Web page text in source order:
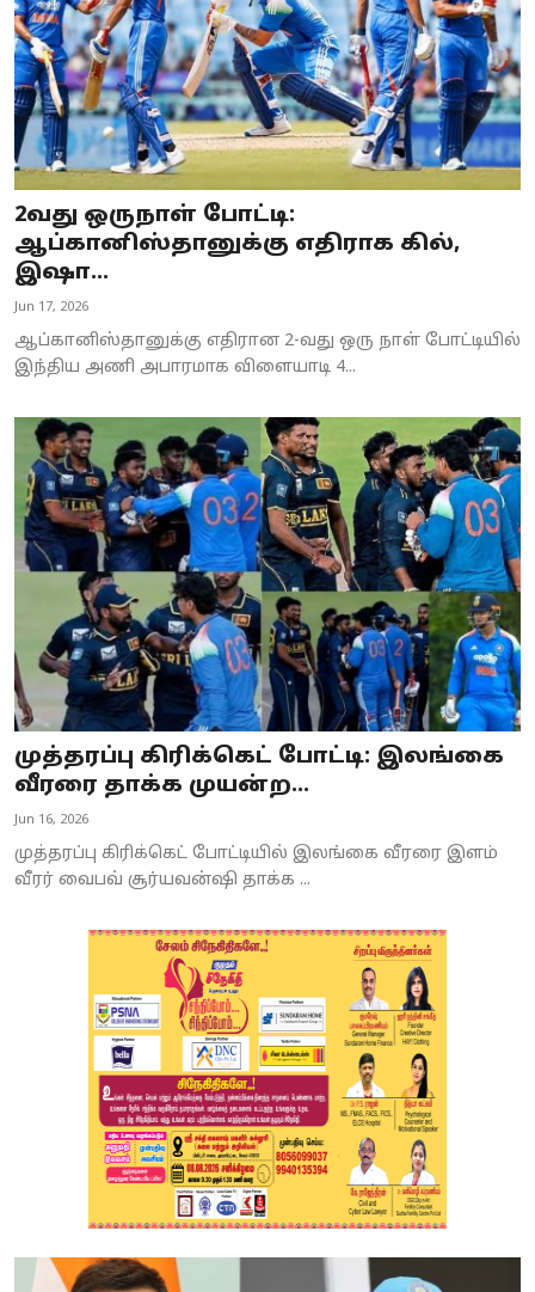
Crime
Tamilnadu
National
World
Astrology
Spirituality
Weather
2வது ஒருநாள் போட்டி:
ஆப்கானிஸ்தானுக்கு எதிராக கில்,
இஷா...
Jun 17, 2026
ஆப்கானிஸ்தானுக்கு எதிரான 2-வது ஒரு நாள் போட்டியில்
இந்திய அணி அபாரமாக விளையாடி 4...
முத்தரப்பு கிரிக்கெட் போட்டி: இலங்கை
வீரரை தாக்க முயன்ற...
Jun 16, 2026
முத்தரப்பு கிரிக்கெட் போட்டியில் இலங்கை வீரரை இளம்
வீரர் வைபவ் சூர்யவன்ஷி தாக்க ...